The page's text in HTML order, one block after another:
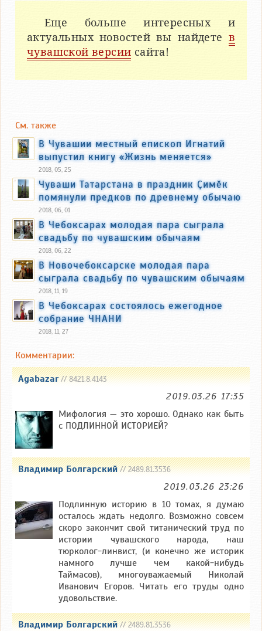
Еще больше интересных и
актуальных новостей вы найдете в
чувашской версии сайта!
См. также
В Чувашии местный епископ Игнатий
выпустил книгу «Жизнь меняется»
2018, 05, 25
Чуваши Татарстана в праздник Ҫимӗк
помянули предков по древнему обычаю
2018, 06, 01
В Чебоксарах молодая пара сыграла
свадьбу по чувашским обычаям
2018, 06, 22
В Новочебоксарске молодая пара
сыграла свадьбу по чувашским обычаям
2018, 11, 19
В Чебоксарах состоялось ежегодное
собрание ЧНАНИ
2018, 11, 27
Комментарии:
Agabazar// 8421.8.4143
2019.03.26 17:35
Мифология — это хорошо. Однако как быть
с ПОДЛИННОЙ ИСТОРИЕЙ?
Владимир Болгарский// 2489.81.3536
2019.03.26 23:26
Подлинную историю в 10 томах, я думаю
осталось ждать недолго. Возможно совсем
скоро закончит свой титанический труд по
истории чувашского народа, наш
тюрколог-линвист, (и конечно же историк
намного лучше чем какой-нибудь
Таймасов), многоуважаемый Николай
Иванович Егоров. Читать его труды одно
удовольствие.
Владимир Болгарский// 2489.81.3536